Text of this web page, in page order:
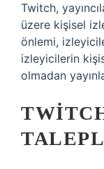
Twitch,
üzere kişisel
önlemi,
izleyicilerin
olmadan